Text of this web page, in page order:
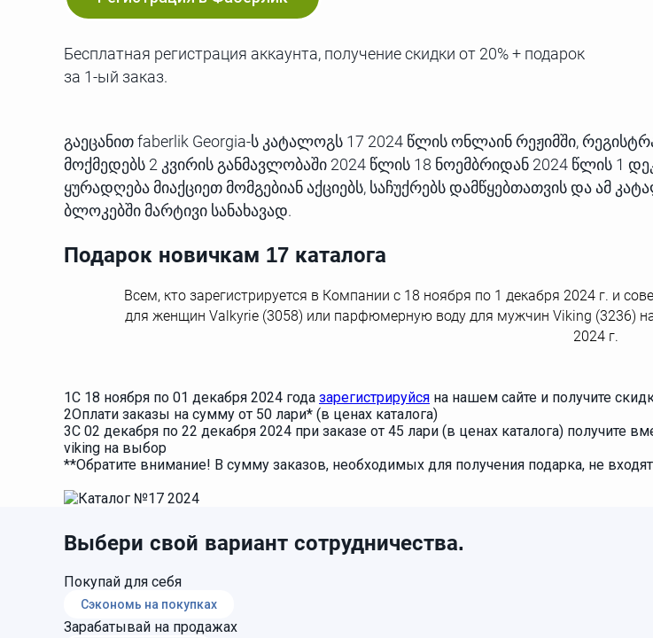
Бесплатная регистрация аккаунта, получение скидки от 20% + подарок
за 1-ый заказ.
გაეცანით faberlik Georgia-ს კატალოგს 17 2024 წლის ონლაინ რეჟიმში,
მოქმედებს 2 კვირის განმავლობაში 2024 წლის 18 ნოემბრიდან 2024 წლის 1
ყურადღება მიაქციეთ მომგებიან აქციებს, საჩუქრებს დამწყებთათვის და ამ
ბლოკებში მარტივი სანახავად.
Подарок новичкам 17 каталога
Всем, кто зарегистрируется в Компании с 18 ноября по 1 декабря 2024 г. и
для женщин Valkyrie (3058) или парфюмерную воду для мужчин Viking (3236)
2024 г.
1С 18 ноября по 01 декабря 2024 года зарегистрируйся на нашем сайте и получите
2Оплати заказы на сумму от 50 лари* (в ценах каталога)
3С 02 декабря по 22 декабря 2024 при заказе от 45 лари (в ценах каталога) получите
viking на выбор
**Обратите внимание! В сумму заказов, необходимых для получения подарка, не
Выбери свой вариант сотрудничества.
Покупай для себя
Сэкономь на покупках
Зарабатывай на продажах